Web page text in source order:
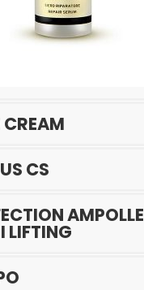
CS
AMPOLLE
LIFTING